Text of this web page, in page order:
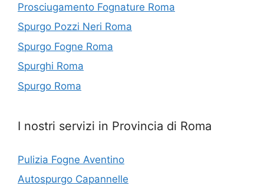
Prosciugamento Fognature Roma
Spurgo Pozzi Neri Roma
Spurgo Fogne Roma
Spurghi Roma
Spurgo Roma
I nostri servizi in Provincia di Roma
Pulizia Fogne Aventino
Autospurgo Capannelle